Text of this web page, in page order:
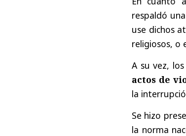
respaldó
use dichos
religiosos, o
A su vez,
actos de
la
Se hizo
la norma